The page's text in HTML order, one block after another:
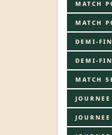
MATCH
MATCH
DEMI-
DEMI-
MATCH